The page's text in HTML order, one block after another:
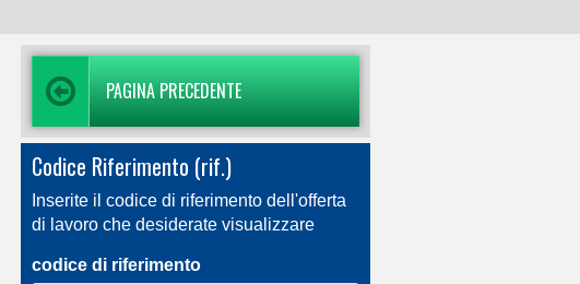
PAGINA PRECEDENTE
Codice Riferimento (rif.)
Inserite il codice di riferimento dell'offerta
di lavoro che desiderate visualizzare
codice di riferimento